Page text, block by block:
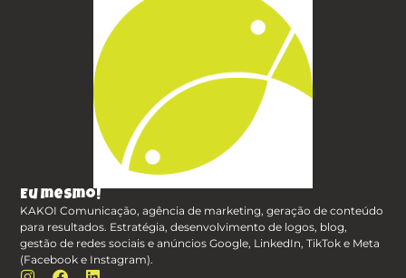
Eu mesmo!
KAKOI Comunicação, agência de marketing, geração de conteúdo
para resultados. Estratégia, desenvolvimento de logos, blog,
gestão de redes sociais e anúncios Google, LinkedIn, TikTok e Meta
(Facebook e Instagram).